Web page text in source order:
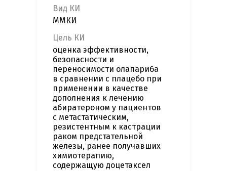
Вид КИ
ММКИ
Цель КИ
оценка эффективности,
безопасности и
переносимости олапариба
в сравнении с плацебо при
применении в качестве
дополнения к лечению
абиратероном у пациентов
с метастатическим,
резистентным к кастрации
раком предстательной
железы, ранее получавших
химиотерапию,
содержащую доцетаксел